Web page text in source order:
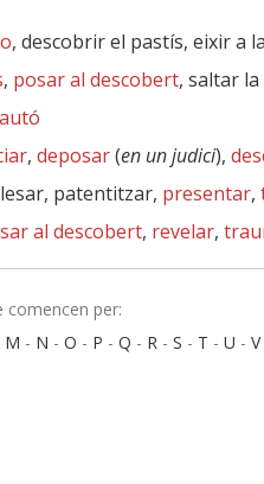
, descobrir el pastís, eixir a
, posar al descobert, saltar
, deposar(en un judici),
patentitzar, presentar,
al descobert, revelar,
comencen per:
M - N - O - P - Q - R - S - T - U - V